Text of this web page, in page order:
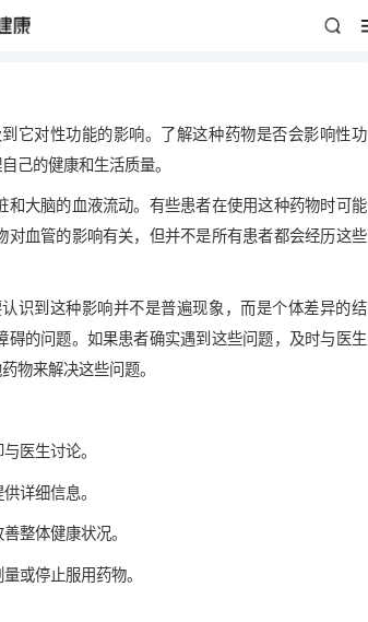
它对性功能的影响。了解这种药物是否会影响性功
己的健康和生活质量。
大脑的血液流动。有些患者在使用这种药物时可能
血管的影响有关，但并不是所有患者都会经历这些
识到这种影响并不是普遍现象，而是个体差异的结
的问题。如果患者确实遇到这些问题，及时与医生
物来解决这些问题。
医生讨论。
详细信息。
整体健康状况。
或停止服用药物。